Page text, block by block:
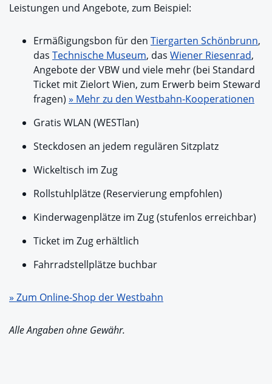
Leistungen und Angebote, zum Beispiel:
Ermäßigungsbon für den Tiergarten Schönbrunn,
das Technische Museum, das Wiener Riesenrad,
Angebote der VBW und viele mehr (bei Standard
Ticket mit Zielort Wien, zum Erwerb beim Steward
fragen) » Mehr zu den Westbahn-Kooperationen
Gratis WLAN (WESTlan)
Steckdosen an jedem regulären Sitzplatz
Wickeltisch im Zug
Rollstuhlplätze (Reservierung empfohlen)
Kinderwagenplätze im Zug (stufenlos erreichbar)
Ticket im Zug erhältlich
Fahrradstellplätze buchbar
» Zum Online-Shop der Westbahn
Alle Angaben ohne Gewähr.